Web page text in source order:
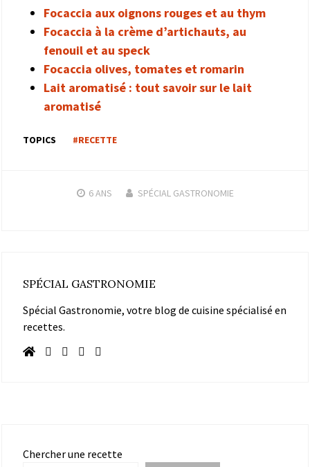
Focaccia aux oignons rouges et au thym
Focaccia à la crème d’artichauts, au
fenouil et au speck
Focaccia olives, tomates et romarin
Lait aromatisé : tout savoir sur le lait
aromatisé
TOPICS #RECETTE
6 ANS SPÉCIAL GASTRONOMIE
SPÉCIAL GASTRONOMIE
Spécial Gastronomie, votre blog de cuisine spécialisé en
recettes.
Chercher une recette